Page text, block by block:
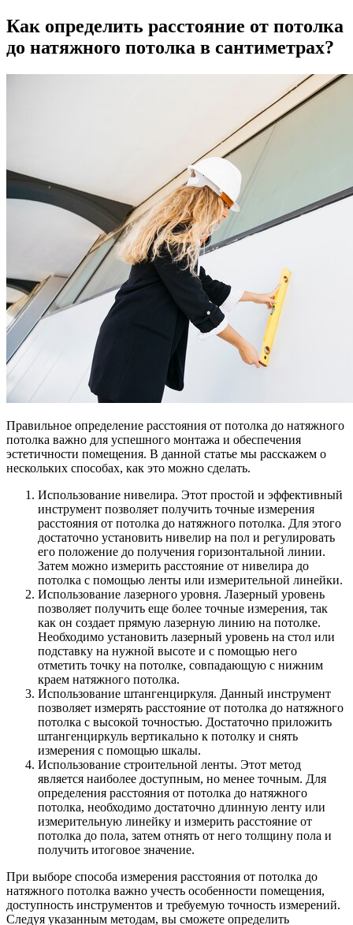
Как определить расстояние от потолка
до натяжного потолка в сантиметрах?
Правильное определение расстояния от потолка до натяжного
потолка важно для успешного монтажа и обеспечения
эстетичности помещения. В данной статье мы расскажем о
нескольких способах, как это можно сделать.
Использование нивелира. Этот простой и эффективный
инструмент позволяет получить точные измерения
расстояния от потолка до натяжного потолка. Для этого
достаточно установить нивелир на пол и регулировать
его положение до получения горизонтальной линии.
Затем можно измерить расстояние от нивелира до
потолка с помощью ленты или измерительной линейки.
Использование лазерного уровня. Лазерный уровень
позволяет получить еще более точные измерения, так
как он создает прямую лазерную линию на потолке.
Необходимо установить лазерный уровень на стол или
подставку на нужной высоте и с помощью него
отметить точку на потолке, совпадающую с нижним
краем натяжного потолка.
Использование штангенциркуля. Данный инструмент
позволяет измерять расстояние от потолка до натяжного
потолка с высокой точностью. Достаточно приложить
штангенциркуль вертикально к потолку и снять
измерения с помощью шкалы.
Использование строительной ленты. Этот метод
является наиболее доступным, но менее точным. Для
определения расстояния от потолка до натяжного
потолка, необходимо достаточно длинную ленту или
измерительную линейку и измерить расстояние от
потолка до пола, затем отнять от него толщину пола и
получить итоговое значение.
При выборе способа измерения расстояния от потолка до
натяжного потолка важно учесть особенности помещения,
доступность инструментов и требуемую точность измерений.
Следуя указанным методам, вы сможете определить